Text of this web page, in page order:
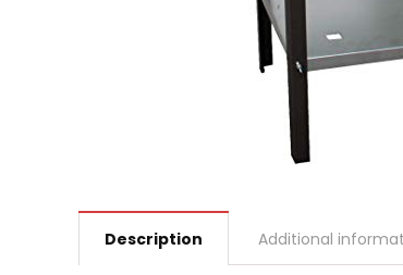
Description Additional